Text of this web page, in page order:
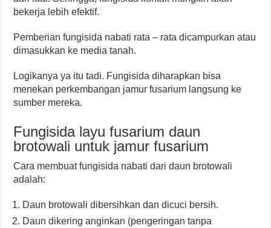
bekerja lebih efektif.
Pemberian fungisida nabati rata – rata dicampurkan atau
dimasukkan ke media tanah.
Logikanya ya itu tadi. Fungisida diharapkan bisa
menekan perkembangan jamur fusarium langsung ke
sumber mereka.
Fungisida layu fusarium daun
brotowali untuk jamur fusarium
Cara membuat fungisida nabati dari daun brotowali
adalah:
Daun brotowali dibersihkan dan dicuci bersih.
Daun dikering anginkan (pengeringan tanpa